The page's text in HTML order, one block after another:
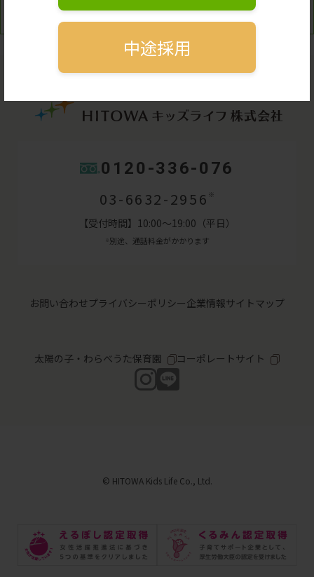
中途採用
0120-336-076
03-6632-2956 ※
【受付時間】10:00～19:00（平日）
※ 別途、通話料金がかかります
お問い合わせプライバシーポリシー企業情報サイトマップ
太陽の子・わらべうた保育園 コーポレートサイト
© HITOWA Kids Life Co., Ltd.